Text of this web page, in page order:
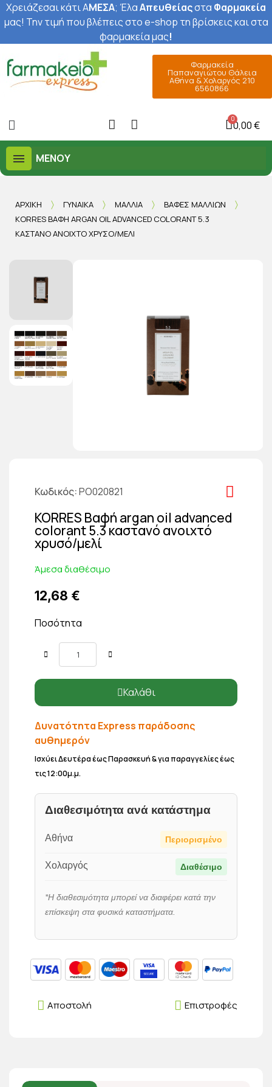
Χρειάζεσαι κάτι ΑΜΕΣΑ; ΈλαΑπευθείαςστα Φαρμακεία
μας! Την τιμή που βλέπεις στο e-shop τη βρίσκεις και στα
φαρμακεία μας!
Φαρμακεία
Παπαναγιώτου Θάλεια
Αθήνα & Χολαργός 210
6560866
0,00 €
ΜΕΝΟΎ
ΑΡΧΙΚΉ ΓΥΝΑΊΚΑ ΜΑΛΛΙΆ
ΒΑΦΈΣ ΜΑΛΛΙΏΝ
KORRES ΒΑΦΉ ARGAN OIL ADVANCED COLORANT 5.3
ΚΑΣΤΑΝΌ ΑΝΟΙΧΤΌ ΧΡΥΣΌ/ΜΕΛΊ
Κωδικός PO020821
KORRES Βαφή argan oil advanced
colorant 5.3 καστανό ανοιχτό
χρυσό/μελί
Άμεσα διαθέσιμο
12,68 €
Ποσότητα
Καλάθι
Δυνατότητα Express παράδοσης
αυθημερόν
Ισχύει Δευτέρα έως Παρασκευή & για παραγγελίες έως
τις 12:00μ.μ.
Διαθεσιμότητα ανά κατάστημα
Αθήνα Περιορισμένο
Χολαργός Διαθέσιμο
*Η διαθεσιμότητα μπορεί να διαφέρει κατά την
επίσκεψη στα φυσικά καταστήματα.
Επιστροφές
Αποστολή